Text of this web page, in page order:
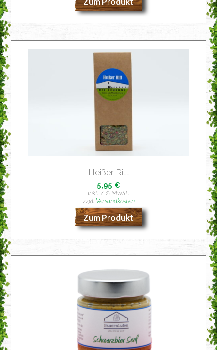
Hei­ßer Ritt
5,95 €
inkl. 7 % MwSt.
zzgl. Versandkosten
Zum Produkt